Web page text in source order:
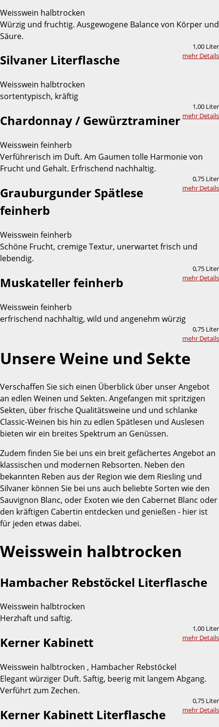
Weisswein halbtrocken
Würzig und fruchtig. Ausgewogene Balance von Körper und
Säure.
1,00 Liter
mehr Details
Silvaner Literflasche
Weisswein halbtrocken
sortentypisch, kräftig
1,00 Liter
mehr Details
Chardonnay / Gewürztraminer
Weisswein feinherb
Verführerisch im Duft. Am Gaumen tolle Harmonie von
Frucht und Gehalt. Erfrischend nachhaltig.
0,75 Liter
mehr Details
Grauburgunder Spätlese
feinherb
Weisswein feinherb
Schöne Frucht, cremige Textur, unerwartet frisch und
lebendig.
0,75 Liter
mehr Details
Muskateller feinherb
Weisswein feinherb
erfrischend nachhaltig, wild und angenehm würzig
0,75 Liter
mehr Details
Unsere Weine und Sekte
Verschaffen Sie sich einen Überblick über unser Angebot
an edlen Weinen und Sekten. Angefangen mit spritzigen
Sekten, über frische Qualitätsweine und und schlanke
Classic-Weinen bis hin zu edlen Spätlesen und Auslesen
bieten wir ein breites Spektrum an Genüssen.
Zudem finden Sie bei uns ein breit gefächertes Angebot an
klassischen und modernen Rebsorten. Neben den
bekannten Reben aus der Region wie dem Riesling und
Silvaner können Sie bei uns auch beliebte Sorten wie den
Sauvignon Blanc, oder Exoten wie den Cabernet Blanc oder
den kräftigen Cabertin entdecken und genießen - hier ist
für jeden etwas dabei.
Weisswein halbtrocken
Hambacher Rebstöckel Literflasche
Weisswein halbtrocken
Herzhaft und saftig.
1,00 Liter
mehr Details
Kerner Kabinett
Weisswein halbtrocken , Hambacher Rebstöckel
Elegant würziger Duft. Saftig, beerig mit langem Abgang.
Verführt zum Zechen.
0,75 Liter
mehr Details
Kerner Kabinett Literflasche